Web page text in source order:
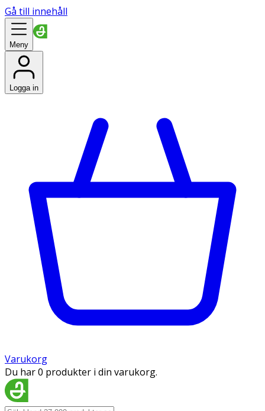
Gå till innehåll
Meny
Logga in
Varukorg
Du har 0 produkter i din varukorg.